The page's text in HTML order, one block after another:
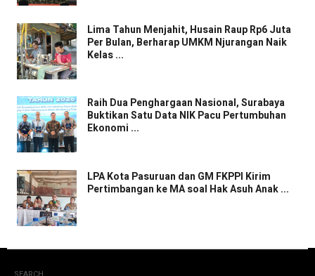
Lima Tahun Menjahit, Husain Raup Rp6 Juta
Per Bulan, Berharap UMKM Njurangan Naik
Kelas ...
Raih Dua Penghargaan Nasional, Surabaya
Buktikan Satu Data NIK Pacu Pertumbuhan
Ekonomi ...
LPA Kota Pasuruan dan GM FKPPI Kirim
Pertimbangan ke MA soal Hak Asuh Anak ...